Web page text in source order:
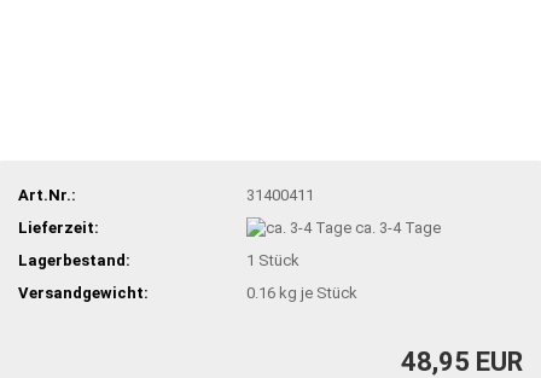
Art.Nr.:
31400411
Lieferzeit:
ca. 3-4 Tage
Lagerbestand:
1 Stück
Versandgewicht:
0.16 kg je Stück
48,95 EUR